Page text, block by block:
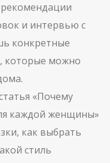
и интервью с
конкретные
которые можно
«Почему
каждой женщины»
как выбрать
стиль